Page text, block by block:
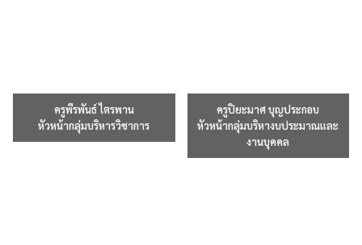
ครูพีรพันธ์ ไตรพาน
หัวหน้ากลุ่มบริหารวิชาการ
ครูปิยะมาศ บุญประกอบ
หัวหน้ากลุ่มบริหางบประมาณและ
งานบุคคล